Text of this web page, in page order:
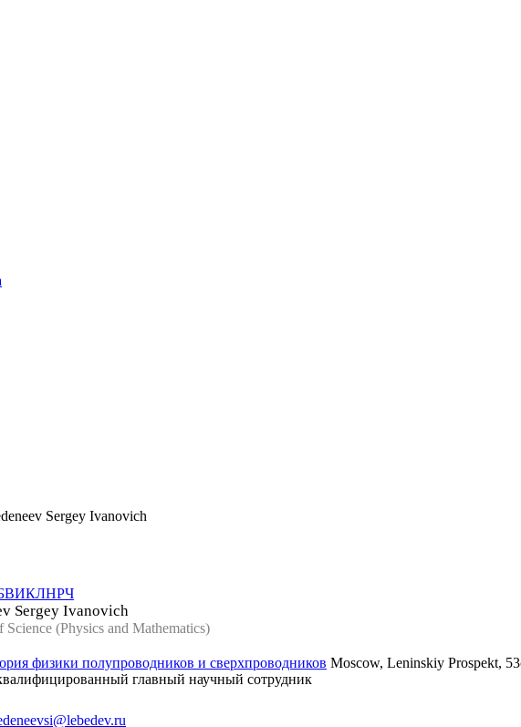
Sergey Ivanovich
ВИКЛНРЧ
Sergey Ivanovich
Science (Physics and Mathematics)
физики полупроводников и сверхпроводников Moscow, Leninskiy Prospekt,
главный научный сотрудник